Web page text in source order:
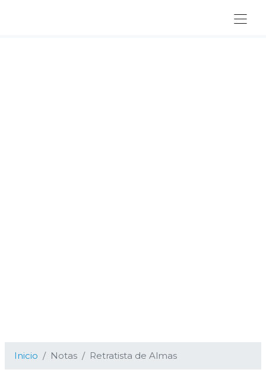
Inicio Notas Retratista de Almas